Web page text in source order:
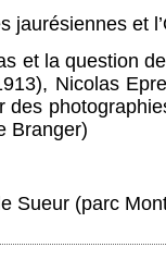
et
et la question
Nicolas
Branger)
Sueur (parc